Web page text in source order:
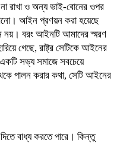
রাখা ও অন্য ভাই-বোনের ওপর
আইন প্রণয়ন করা হয়েছে
নয়। বরং আইনটি আমাদের স্মরণ
গেছে, রাষ্ট্র সেটিকে আইনের
সভ্য সমাজে সবচেয়ে
পালন করার কথা, সেটি আইনের
বাধ্য করতে পারে। কিন্তু